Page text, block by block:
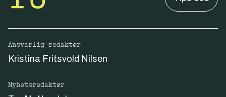
Ansvarlig redaktør
Kristina Fritsvold Nilsen
Nyhetsredaktør